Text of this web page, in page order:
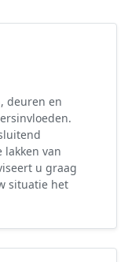
deuren en
van
u graag
situatie het